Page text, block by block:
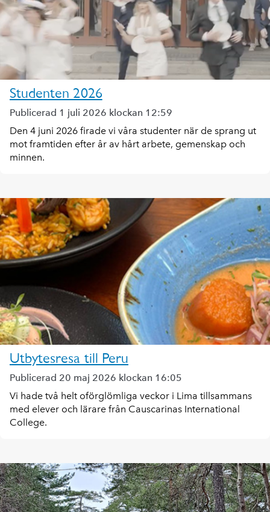
Studenten 2026
Publicerad 1 juli 2026 klockan 12:59
Den 4 juni 2026 firade vi våra studenter när de sprang ut
mot framtiden efter år av hårt arbete, gemenskap och
minnen.
Utbytesresa till Peru
Publicerad 20 maj 2026 klockan 16:05
Vi hade två helt oförglömliga veckor i Lima tillsammans
med elever och lärare från Causcarinas International
College.